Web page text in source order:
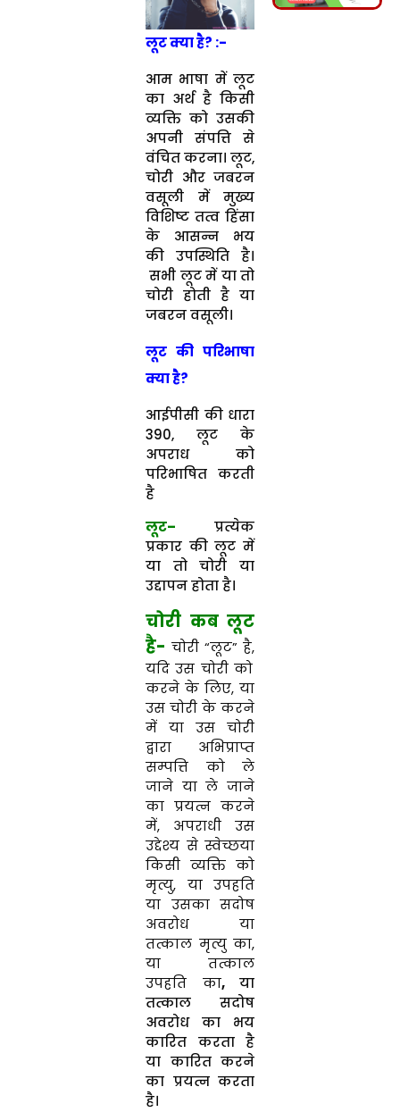
लूट क्या है? :-
आम भाषा में लूट
का अर्थ है किसी
व्यक्ति को उसकी
अपनी संपत्ति से
वंचित करना। लूट,
चोरी और जबरन
वसूली में मुख्य
विशिष्ट तत्व हिंसा
के आसन्न भय
की उपस्थिति है।
सभी लूट में या तो
चोरी होती है या
जबरन वसूली।
लूट की परिभाषा
क्या है?
आईपीसी की धारा
390, लूट के
अपराध को
परिभाषित करती
है
लूट–प्रत्येक
प्रकार की लूट में
या तो चोरी या
उद्दापन होता है।
चोरी कब लूट
है- चोरी “लूट” है,
यदि उस चोरी को
करने के लिए, या
उस चोरी के करने
में या उस चोरी
द्वारा अभिप्राप्त
सम्पत्ति को ले
जाने या ले जाने
का प्रयत्न करने
में, अपराधी उस
उद्देश्य से स्वेच्छया
किसी व्यक्ति को
मृत्यु, या उपहति
या उसका सदोष
अवरोध या
तत्काल मृत्यु का,
या तत्काल
उपहति का,या
तत्काल सदोष
अवरोध का भय
कारित करता है
या कारित करने
का प्रयत्न करता
है।